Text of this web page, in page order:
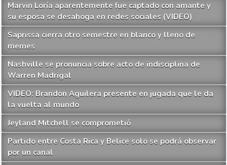
Marvin Loría aparentemente fue captado con amante y
su esposa se desahoga en redes sociales (VIDEO)
Saprissa cierra otro semestre en blanco y lleno de
memes
Nashville se pronuncia sobre acto de indisciplina de
Warren Madrigal
VIDEO: Brandon Aguilera presente en jugada que le da
la vuelta al mundo
Jeyland Mitchell se comprometió
Partido entre Costa Rica y Belice solo se podrá observar
por un canal